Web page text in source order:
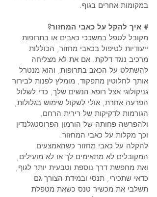
במקומות אחרים בגוף.
# איך להקל על כאבי המחזור?
מקובל לטפל במשככי כאבים או בתרופות
ייעודיות לטיפול בכאבי מחזור, הכוללות
מרכיב נוגד דלקת. אם את לא מצליחה
להשתלט על הכאב בתרופות, והוא מנטרל
אותך לחלוטין מתפקוד, מומלץ לפנות לבירור
גניקולוגי אצל רופא הנשים שלך, כדי לשלול
הפרעה אחרת, אולי לשקול שימוש בגלולות,
הגורמות לדקיקות של רירית הרחם,
ולהפרשה פחותה של הורמון הפרוסטגלנדין
וכך מקלות על כאבי המחזור.
להקלה על כאבי מחזור כשהאמצעים
המקובלים לא מתאימים לך או לא מועילים,
ואת מחפשת דרך נוספת וטבעית יותר לגוף,
כדאי שתכירי, תנסי ובמידת הצורך גם
תשלבי את מכשיר טנס כשאת מטפלת